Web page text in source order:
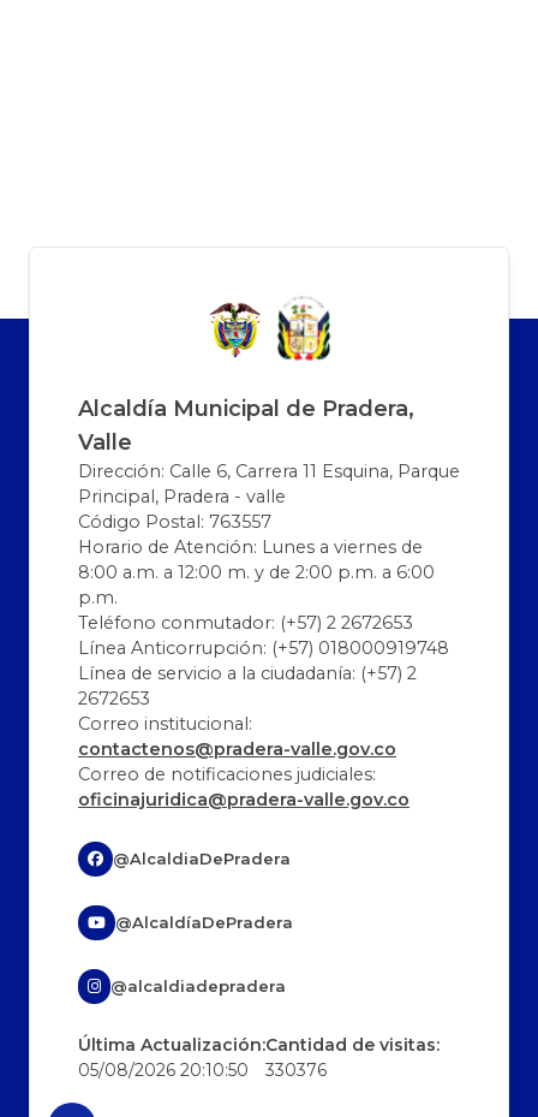
Alcaldía Municipal de Pradera,
Valle
Dirección: Calle 6, Carrera 11 Esquina, Parque
Principal, Pradera - valle
Código Postal: 763557
Horario de Atención: Lunes a viernes de
8:00 a.m. a 12:00 m. y de 2:00 p.m. a 6:00
p.m.
Teléfono conmutador: (+57) 2 2672653
Línea Anticorrupción: (+57) 018000919748
Línea de servicio a la ciudadanía: (+57) 2
2672653
Correo institucional:
contactenos@pradera-valle.gov.co
Correo de notificaciones judiciales:
oficinajuridica@pradera-valle.gov.co
@AlcaldiaDePradera
@AlcaldíaDePradera
@alcaldiadepradera
Última Actualización:
05/08/2026 20:10:50
Cantidad de visitas:
330376